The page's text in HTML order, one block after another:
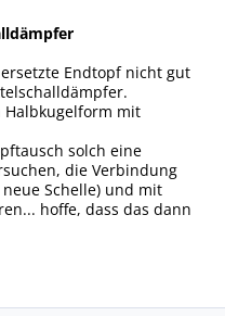
Endtopf nicht gut
Halbkugelform mit
solch eine
die Verbindung
Schelle) und mit
hoffe, dass das dann